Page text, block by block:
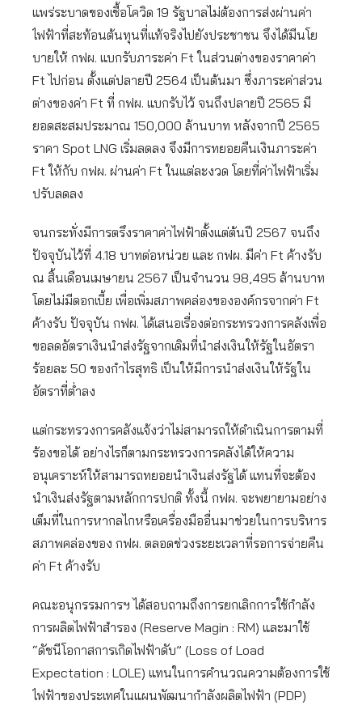
แพร่ระบาดของเชื้อโควิด 19 รัฐบาลไม่ต้องการส่งผ่านค่า
ไฟฟ้าที่สะท้อนต้นทุนที่แท้จริงไปยังประชาชน จึงได้มีนโย
บายให้ กฟผ. แบกรับภาระค่า Ft ในส่วนต่างของราคาค่า
Ft ไปก่อน ตั้งแต่ปลายปี 2564 เป็นต้นมา ซึ่งภาระค่าส่วน
ต่างของค่า Ft ที่ กฟผ. แบกรับไว้ จนถึงปลายปี 2565 มี
ยอดสะสมประมาณ 150,000 ล้านบาท หลังจากปี 2565
ราคา Spot LNG เริ่มลดลง จึงมีการทยอยคืนเงินภาระค่า
Ft ให้กับ กฟผ. ผ่านค่า Ft ในแต่ละงวด โดยที่ค่าไฟฟ้าเริ่ม
ปรับลดลง
จนกระทั่งมีการตรึงราคาค่าไฟฟ้าตั้งแต่ต้นปี 2567 จนถึง
ปัจจุบันไว้ที่ 4.18 บาทต่อหน่วย และ กฟผ. มีค่า Ft ค้างรับ
ณ สิ้นเดือนเมษายน 2567 เป็นจำนวน 98,495 ล้านบาท
โดยไม่มีดอกเบี้ย เพื่อเพิ่มสภาพคล่องขององค์กรจากค่า Ft
ค้างรับ ปัจจุบัน กฟผ. ได้เสนอเรื่องต่อกระทรวงการคลังเพื่อ
ขอลดอัตราเงินนำส่งรัฐจากเดิมที่นำส่งเงินให้รัฐในอัตรา
ร้อยละ 50 ของกำไรสุทธิ เป็นให้มีการนำส่งเงินให้รัฐใน
อัตราที่ต่ำลง
แต่กระทรวงการคลังแจ้งว่าไม่สามารถให้ดำเนินการตามที่
ร้องขอได้ อย่างไรก็ตามกระทรวงการคลังได้ให้ความ
อนุเคราะห์ให้สามารถทยอยนำเงินส่งรัฐได้ แทนที่จะต้อง
นำเงินส่งรัฐตามหลักการปกติ ทั้งนี้ กฟผ. จะพยายามอย่าง
เต็มที่ในการหากลไกหรือเครื่องมืออื่นมาช่วยในการบริหาร
สภาพคล่องของ กฟผ. ตลอดช่วงระยะเวลาที่รอการจ่ายคืน
ค่า Ft ค้างรับ
คณะอนุกรรมการฯ ได้สอบถามถึงการยกเลิกการใช้กำลัง
การผลิตไฟฟ้าสำรอง (Reserve Magin : RM) และมาใช้
“ดัชนีโอกาสการเกิดไฟฟ้าดับ” (Loss of Load
Expectation : LOLE) แทนในการคำนวณความต้องการใช้
ไฟฟ้าของประเทศในแผนพัฒนากำลังผลิตไฟฟ้า (PDP)